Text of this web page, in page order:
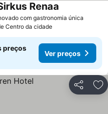
com gastronomia única
Renaa
Centro da cidade
preços
Ver preços
Partilhar